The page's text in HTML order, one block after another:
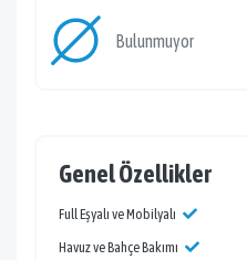
Bulunmuyor
Genel Özellikler
Full Eşyalı ve Mobilyalı
Havuz ve Bahçe Bakımı